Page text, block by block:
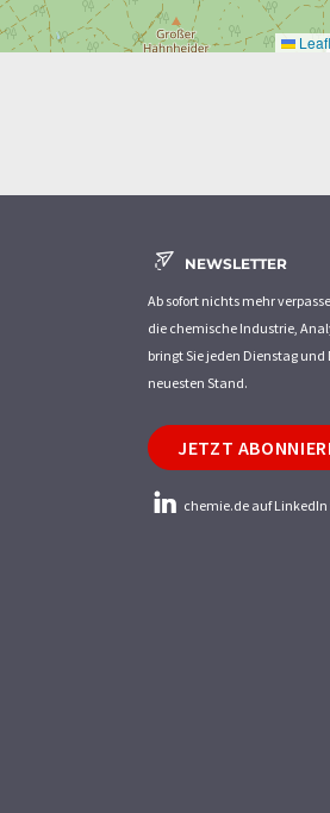
NEWSLETTER
Ab sofort nichts mehr
die chemische Industrie,
bringt Sie jeden Dienstag
neuesten Stand.
JETZT
chemie.de auf LinkedIn